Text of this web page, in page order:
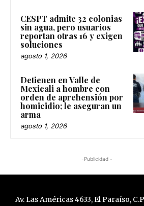
CESPT admite 32 colonias
sin agua, pero usuarios
reportan otras 16 y exigen
soluciones
agosto 1, 2026
Detienen en Valle de
Mexicali a hombre con
orden de aprehensión por
homicidio; le aseguran un
arma
agosto 1, 2026
-Publicidad -
Av. Las Américas 4633, El Paraíso,